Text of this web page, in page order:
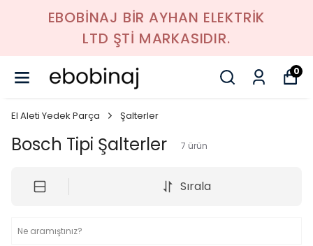
EBOBİNAJ BİR AYHAN ELEKTRİK
LTD ŞTİ MARKASIDIR.
0
El Aleti Yedek Parça Şalterler
Bosch Tipi Şalterler 7 ürün
Sırala